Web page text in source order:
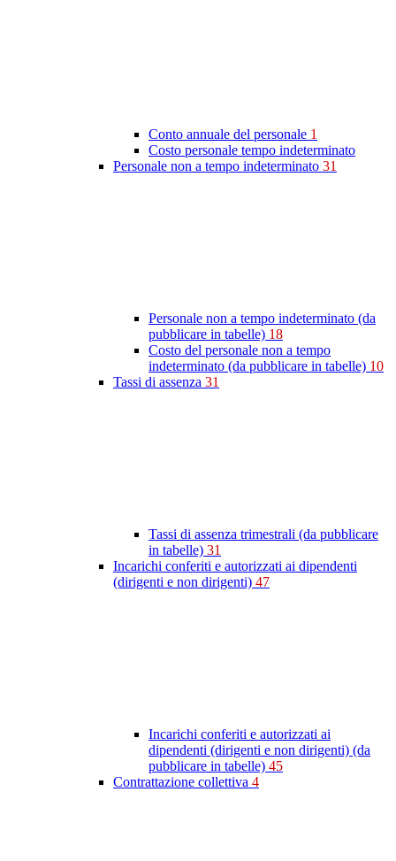
Conto annuale del personale 1
Costo personale tempo indeterminato
Personale non a tempo indeterminato 31
Personale non a tempo indeterminato (da
pubblicare in tabelle) 18
Costo del personale non a tempo
indeterminato (da pubblicare in tabelle) 10
Tassi di assenza 31
Tassi di assenza trimestrali (da pubblicare
in tabelle) 31
Incarichi conferiti e autorizzati ai dipendenti
(dirigenti e non dirigenti) 47
Incarichi conferiti e autorizzati ai
dipendenti (dirigenti e non dirigenti) (da
pubblicare in tabelle) 45
Contrattazione collettiva 4